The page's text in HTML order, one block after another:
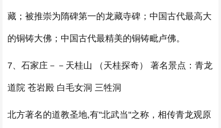
藏；被推崇为隋碑第一的龙藏寺碑；中国古代最高大
的铜铸大佛；中国古代最精美的铜铸毗卢佛。
7、石家庄－－天桂山 （天桂探奇） 著名景点：青龙
道院 苍岩殿 白毛女洞 三牲洞
北方著名的道教圣地,有"北武当"之称，相传青龙观原